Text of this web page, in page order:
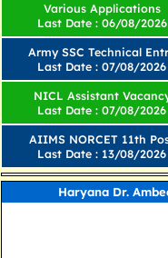
Various Applications
Last Date : 06/08/2026
Army SSC Technical
Last Date : 07/08/2026
NICL Assistant
Last Date : 07/08/2026
AIIMS NORCET 11th
Last Date : 13/08/2026
Haryana Dr.